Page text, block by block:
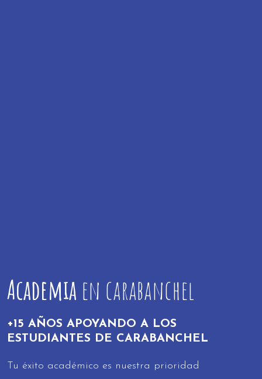
Academia en carabanchel
+15 AÑOS APOYANDO A LOS
ESTUDIANTES DE CARABANCHEL
Tu éxito académico es nuestra prioridad